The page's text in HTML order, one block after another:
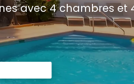
avec 4 chambres et